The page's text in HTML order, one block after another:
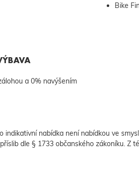
Bike
a 0% navýšením
indikativní nabídka není nabídkou ve
dle § 1733 občanského zákoníku. Z